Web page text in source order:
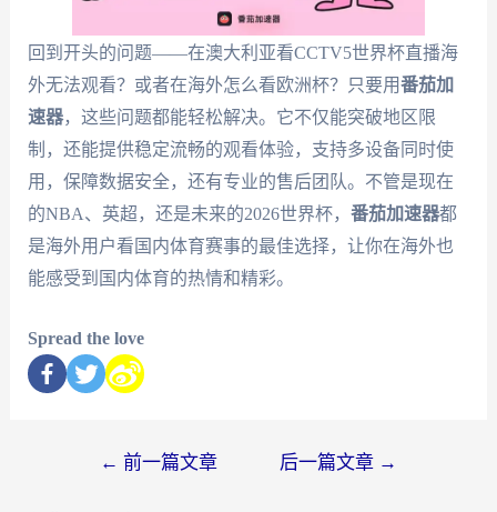
回到开头的问题——在澳大利亚看CCTV5世界杯直播海
外无法观看？或者在海外怎么看欧洲杯？只要用番茄加
速器，这些问题都能轻松解决。它不仅能突破地区限
制，还能提供稳定流畅的观看体验，支持多设备同时使
用，保障数据安全，还有专业的售后团队。不管是现在
的NBA、英超，还是未来的2026世界杯， 番茄加速器都
是海外用户看国内体育赛事的最佳选择，让你在海外也
能感受到国内体育的热情和精彩。
Spread the love
← 前一篇文章 后一篇文章 →